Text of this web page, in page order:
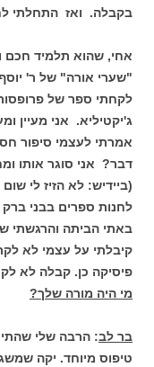
בקבלה. ואז התחלתי
אחי, שהוא תלמיד חכם
"שערי אורה" של ר'
לקחתי ספר של
ג'יקטיליא. אני מעיין
אמרתי לעצמי סיפור
דבר? אני סוגר אותו
(ביידיש: לא הזיז לי
לחנות ספרים בבני
באתי הביתה והרגשתי
קיבלתי על עצמי לא
פיסיקה כן. קבלה לא
מי היה מורה שלך?
בר לב: הרבה שלי
טיפוס מיוחד. יקה